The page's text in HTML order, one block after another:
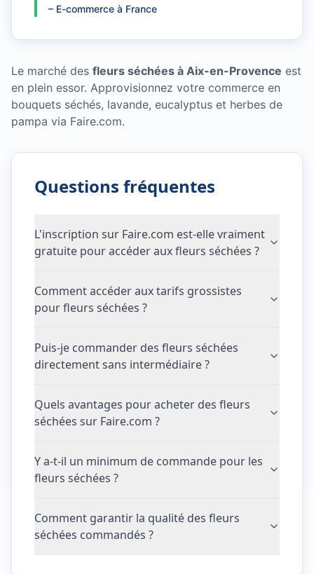
– E-commerce à France
Le marché des fleurs séchées à Aix-en-Provence est
en plein essor. Approvisionnez votre commerce en
bouquets séchés, lavande, eucalyptus et herbes de
pampa via Faire.com.
Questions fréquentes
L'inscription sur Faire.com est-elle vraiment
gratuite pour accéder aux fleurs séchées ?
Comment accéder aux tarifs grossistes
pour fleurs séchées ?
Puis-je commander des fleurs séchées
directement sans intermédiaire ?
Quels avantages pour acheter des fleurs
séchées sur Faire.com ?
Y a-t-il un minimum de commande pour les
fleurs séchées ?
Comment garantir la qualité des fleurs
séchées commandés ?